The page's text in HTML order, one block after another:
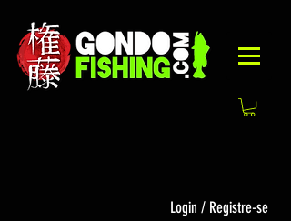
Login / Registre-se